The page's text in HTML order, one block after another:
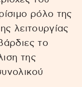
ρόλο της
λειτουργίας
το
της